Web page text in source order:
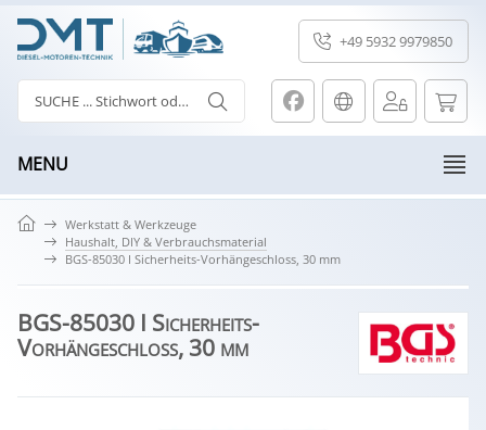
+49 5932 9979850
MENU
Werkstatt & Werkzeuge
Haushalt, DIY & Verbrauchsmaterial
BGS-85030 I Sicherheits-Vorhängeschloss, 30 mm
BGS-85030 I Sicherheits-
Vorhängeschloss, 30 mm